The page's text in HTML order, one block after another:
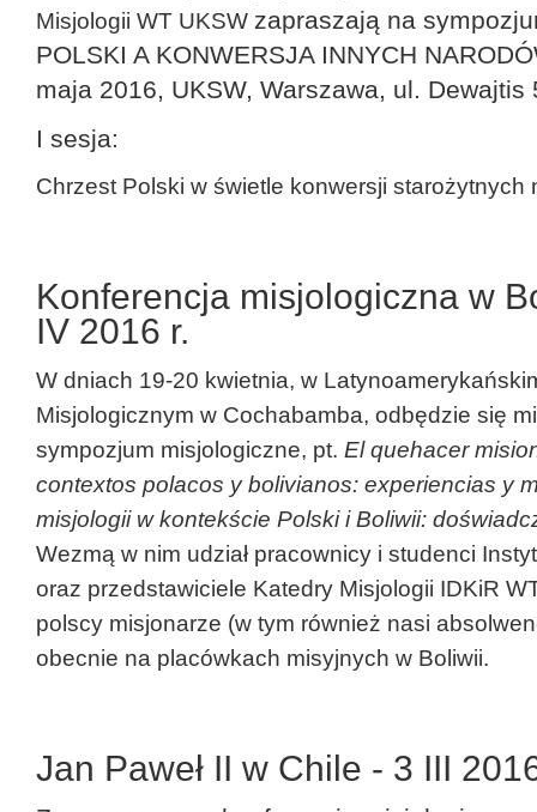
Misjologii WT UKSW zapraszają na
POLSKI A KONWERSJA INNYCH
maja 2016, UKSW, Warszawa, ul. Dewajtis
I sesja:
Chrzest Polski w świetle konwersji starożytnych
Konferencja misjologiczna w
IV 2016 r.
W dniach 19-20 kwietnia, w
Misjologicznym w Cochabamba, odbędzie się
sympozjum misjologiczne, pt. El quehacer
contextos polacos y bolivianos: experiencias y
misjologii w kontekście Polski i Boliwii:
Wezmą w nim udział pracownicy i studenci
oraz przedstawiciele Katedry Misjologii IDKiR
polscy misjonarze (w tym również nasi
obecnie na placówkach misyjnych w Boliwii.
Jan Paweł II w Chile - 3 III